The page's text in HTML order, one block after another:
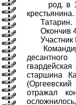
род. в
крестьянина.
Татарин.
Окончив 4
Участник
Командир
старшина
отражал